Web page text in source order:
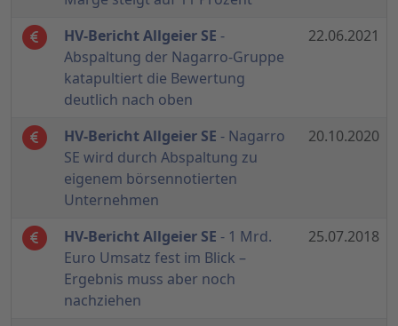
HV-Bericht Allgeier SE -
Abspaltung der Nagarro-Gruppe
katapultiert die Bewertung
deutlich nach oben
22.06.2021
HV-Bericht Allgeier SE - Nagarro
SE wird durch Abspaltung zu
eigenem börsennotierten
Unternehmen
20.10.2020
HV-Bericht Allgeier SE - 1 Mrd.
Euro Umsatz fest im Blick –
Ergebnis muss aber noch
nachziehen
25.07.2018